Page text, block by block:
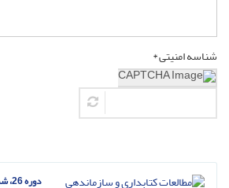
شناسه امنیتی *
دوره 26، شماره 3 - شماره پیاپی 3